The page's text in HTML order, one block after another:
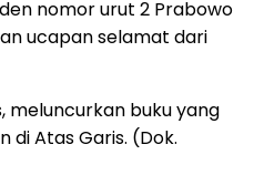
nomor urut 2 Prabowo
ucapan selamat dari